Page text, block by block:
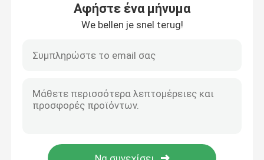
Υφαμένο ύφασμα καλωδίων
φράκτης καλωδίων μετάλλων
Ενωμένο στενά πλέγμα καλωδίων
Αφήστε ένα μήνυμα
We bellen je snel terug!